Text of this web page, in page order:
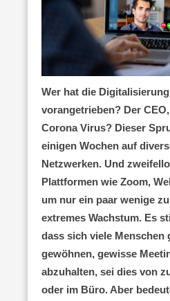
Wer hat die
vorangetrieben? Der
Corona Virus? Dieser
einigen Wochen auf
Netzwerken. Und
Plattformen wie Zoom,
um nur ein paar wenige
extremes Wachstum. Es
dass sich viele Menschen
gewöhnen, gewisse
abzuhalten, sei dies von
oder im Büro. Aber